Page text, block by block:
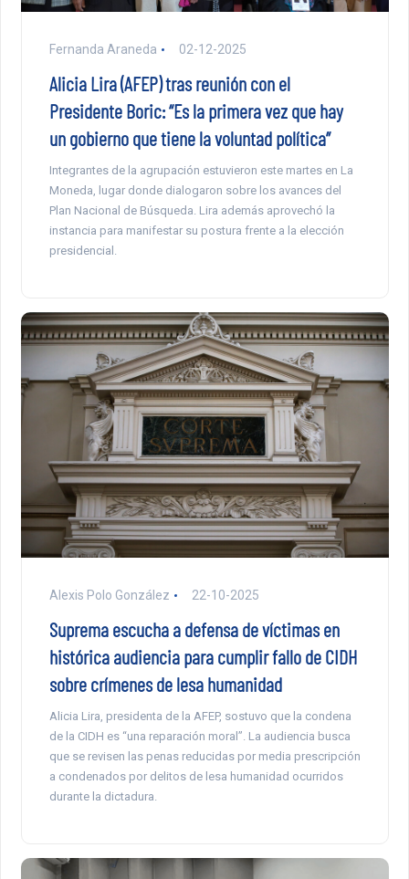
Fernanda Araneda 02-12-2025
Alicia Lira (AFEP) tras reunión con el
Presidente Boric: “Es la primera vez que hay
un gobierno que tiene la voluntad política”
Integrantes de la agrupación estuvieron este martes en La
Moneda, lugar donde dialogaron sobre los avances del
Plan Nacional de Búsqueda. Lira además aprovechó la
instancia para manifestar su postura frente a la elección
presidencial.
Alexis Polo González 22-10-2025
Suprema escucha a defensa de víctimas en
histórica audiencia para cumplir fallo de CIDH
sobre crímenes de lesa humanidad
Alicia Lira, presidenta de la AFEP, sostuvo que la condena
de la CIDH es “una reparación moral”. La audiencia busca
que se revisen las penas reducidas por media prescripción
a condenados por delitos de lesa humanidad ocurridos
durante la dictadura.